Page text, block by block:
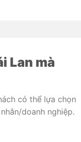
Lan mà
có thể lựa chọn
doanh nghiệp.